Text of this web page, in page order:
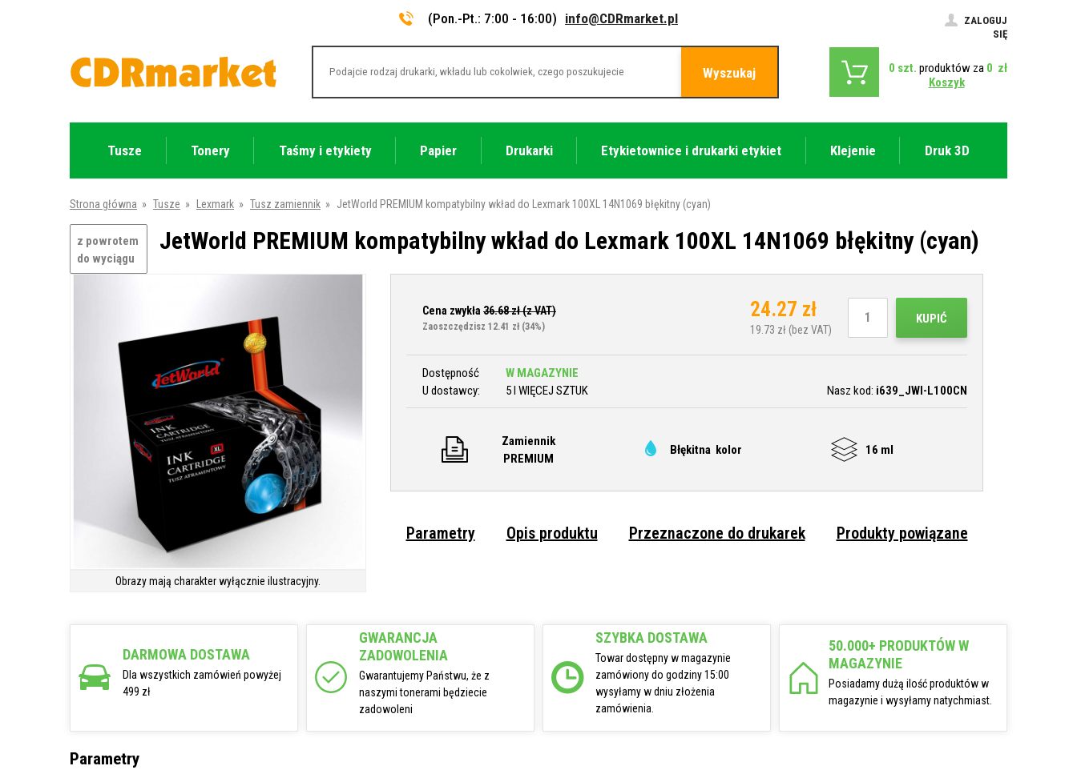
(Pon.-Pt.: 7:00 - 16:00) info@CDRmarket.pl
ZALOGUJ
SIĘ
Wyszukaj 0 szt. produktów za 0 zł
Koszyk
Tusze Tonery Taśmy i etykiety Papier Drukarki Etykietownice i drukarki etykiet Klejenie Druk 3D
Strona główna » Tusze » Lexmark » Tusz zamiennik » JetWorld PREMIUM kompatybilny wkład do Lexmark 100XL 14N1069 błękitny (cyan)
z powrotem
do wyciągu
JetWorld PREMIUM kompatybilny wkład do Lexmark 100XL 14N1069 błękitny (cyan)
Obrazy mają charakter wyłącznie ilustracyjny.
Cena zwykła 36.68zł (z VAT)
Zaoszczędzisz 12.41 zł (34%)
24.27 zł
19.73 zł (bez VAT)
KUPIĆ
Dostępność
W MAGAZYNIE
U dostawcy:
5 I WIĘCEJ SZTUK Nasz kod: i639_JWI-L100CN
Zamiennik
PREMIUM
Błękitna kolor 16 ml
Parametry Opis produktu Przeznaczone do drukarek Produkty powiązane
DARMOWA DOSTAWA
Dla wszystkich zamówień powyżej
499 zł
GWARANCJA
ZADOWOLENIA
Gwarantujemy Państwu, że z
naszymi tonerami będziecie
zadowoleni
SZYBKA DOSTAWA
Towar dostępny w magazynie
zamówiony do godziny 15:00
wysyłamy w dniu złożenia
zamówienia.
50.000+ PRODUKTÓW W
MAGAZYNIE
Posiadamy dużą ilość produktów w
magazynie i wysyłamy natychmiast.
Parametry